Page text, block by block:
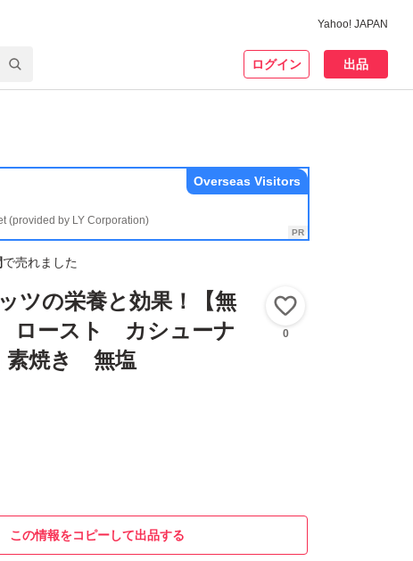
Yahoo! JAPAN
ログイン 出品
(provided by LY Corporation)
Overseas Visitors
で売れました
ツの栄養と効果！【無
ロースト カシューナ
素焼き 無塩
0
この情報をコピーして出品する